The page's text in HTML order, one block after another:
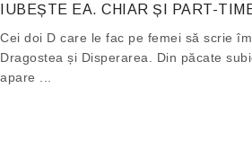
IUBEȘTE EA. CHIAR ȘI PART-
Cei doi D care le fac pe femei să scrie
Dragostea și Disperarea. Din păcate
apare ...